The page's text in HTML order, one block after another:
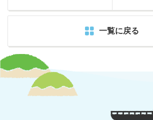
一覧に戻る